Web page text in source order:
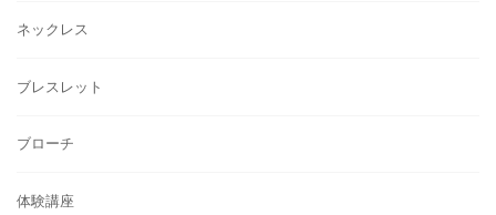
ネックレス
ブレスレット
ブローチ
体験講座